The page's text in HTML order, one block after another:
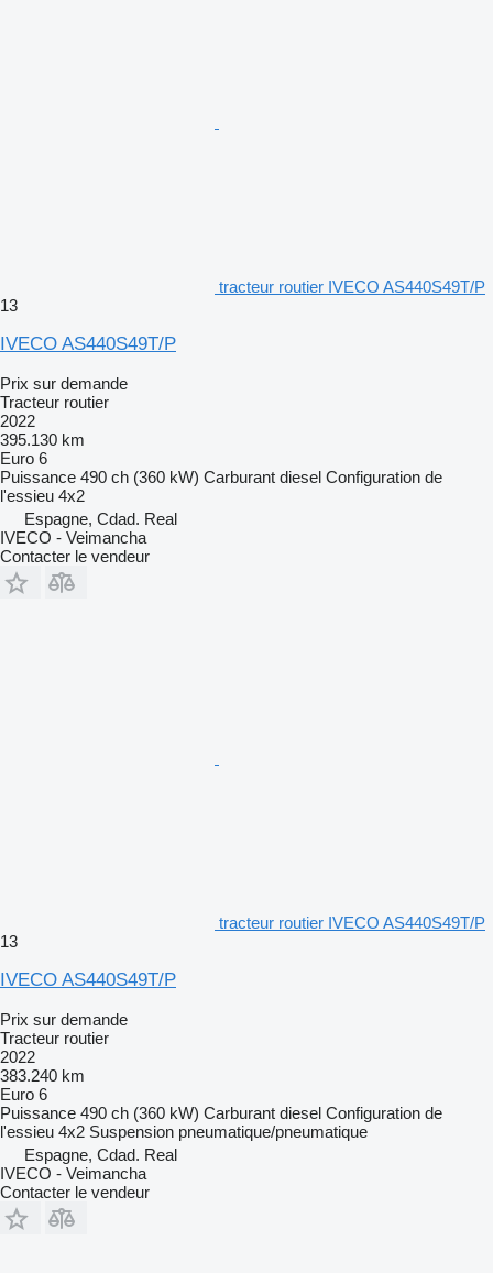
tracteur routier IVECO AS440S49T/P
13
IVECO AS440S49T/P
Prix sur demande
Tracteur routier
2022
395.130 km
Euro 6
Puissance 490 ch (360 kW) Carburant diesel Configuration de
l'essieu 4x2
Espagne, Cdad. Real
IVECO - Veimancha
Contacter le vendeur
tracteur routier IVECO AS440S49T/P
13
IVECO AS440S49T/P
Prix sur demande
Tracteur routier
2022
383.240 km
Euro 6
Puissance 490 ch (360 kW) Carburant diesel Configuration de
l'essieu 4x2 Suspension pneumatique/pneumatique
Espagne, Cdad. Real
IVECO - Veimancha
Contacter le vendeur